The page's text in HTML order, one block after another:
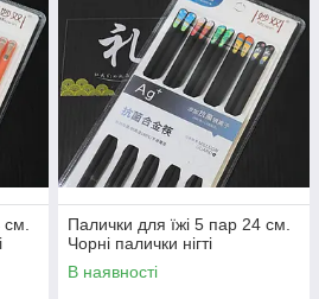
Палички для їжі 5 пар 24 см.
Чорні палички нігті
В наявності